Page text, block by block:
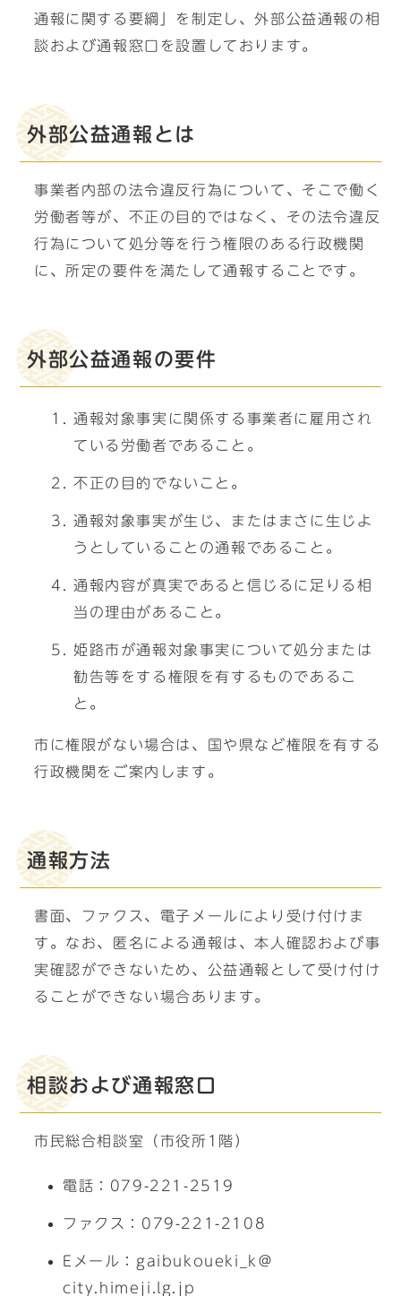
通報に関する要綱」を制定し、外部公益通報の相
談および通報窓口を設置しております。
外部公益通報とは
事業者内部の法令違反行為について、そこで働く
労働者等が、不正の目的ではなく、その法令違反
行為について処分等を行う権限のある行政機関
に、所定の要件を満たして通報することです。
外部公益通報の要件
通報対象事実に関係する事業者に雇用され
ている労働者であること。
不正の目的でないこと。
通報対象事実が生じ、またはまさに生じよ
うとしていることの通報であること。
通報内容が真実であると信じるに足りる相
当の理由があること。
姫路市が通報対象事実について処分または
勧告等をする権限を有するものであるこ
と。
市に権限がない場合は、国や県など権限を有する
行政機関をご案内します。
通報方法
書面、ファクス、電子メールにより受け付けま
す。なお、匿名による通報は、本人確認および事
実確認ができないため、公益通報として受け付け
ることができない場合あります。
相談および通報窓口
市民総合相談室（市役所1階）
電話：079-221-2519
ファクス：079-221-2108
Eメール：gaibukoueki_k＠
city.himeji.lg.jp